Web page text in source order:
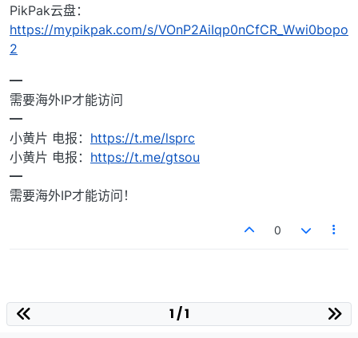
PikPak云盘：
https://mypikpak.com/s/VOnP2AiIqp0nCfCR_Wwi0bopo
2
━
需要海外IP才能访问
━
小黄片 电报： https://t.me/lsprc
小黄片 电报： https://t.me/gtsou
━
需要海外IP才能访问！
0
1 / 1